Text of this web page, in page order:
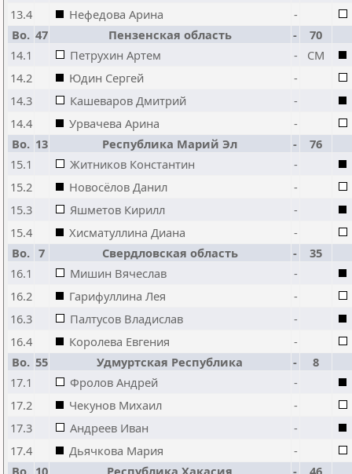
13.4
Нефедова Арина
-
Bo. 47 Пензенская область -
70
14.1
Петрухин Артем -
CM
14.2
Юдин Сергей
-
14.3
Кашеваров Дмитрий
-
14.4
Урвачева Арина
-
Bo. 13 Республика Марий Эл -
76
15.1
Житников Константин
-
15.2
Новосёлов Данил
-
15.3
Яшметов Кирилл
-
15.4
Хисматуллина Диана
-
Bo. 7 Свердловская область -
35
16.1
Мишин Вячеслав
-
16.2
Гарифуллина Лея
-
16.3
Палтусов Владислав
-
16.4
Королева Евгения
-
Bo. 55 Удмуртская Республика -
8
17.1
Фролов Андрей
-
17.2
Чекунов Михаил
-
17.3
Андреев Иван
-
17.4
Дьячкова Мария
-
Bo. 10 Республика Хакасия - 46